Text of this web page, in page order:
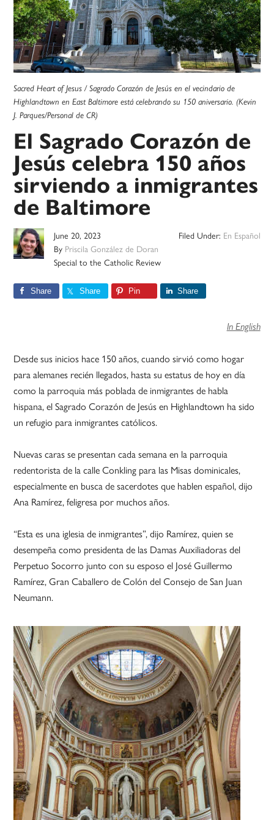
Sacred Heart of Jesus / Sagrado Corazón de Jesús en el vecindario de
Highlandtown en East Baltimore está celebrando su 150 aniversario. (Kevin
J. Parques/Personal de CR)
El Sagrado Corazón de
Jesús celebra 150 años
sirviendo a inmigrantes
de Baltimore
June 20, 2023
By Priscila González de Doran
Special to the Catholic Review
Filed Under: En Español
Share Share Pin Share
In English
Desde sus inicios hace 150 años, cuando sirvió como hogar
para alemanes recién llegados, hasta su estatus de hoy en día
como la parroquia más poblada de inmigrantes de habla
hispana, el Sagrado Corazón de Jesús en Highlandtown ha sido
un refugio para inmigrantes católicos.
Nuevas caras se presentan cada semana en la parroquia
redentorista de la calle Conkling para las Misas dominicales,
especialmente en busca de sacerdotes que hablen español, dijo
Ana Ramírez, feligresa por muchos años.
“Esta es una iglesia de inmigrantes”, dijo Ramírez, quien se
desempeña como presidenta de las Damas Auxiliadoras del
Perpetuo Socorro junto con su esposo el José Guillermo
Ramírez, Gran Caballero de Colón del Consejo de San Juan
Neumann.